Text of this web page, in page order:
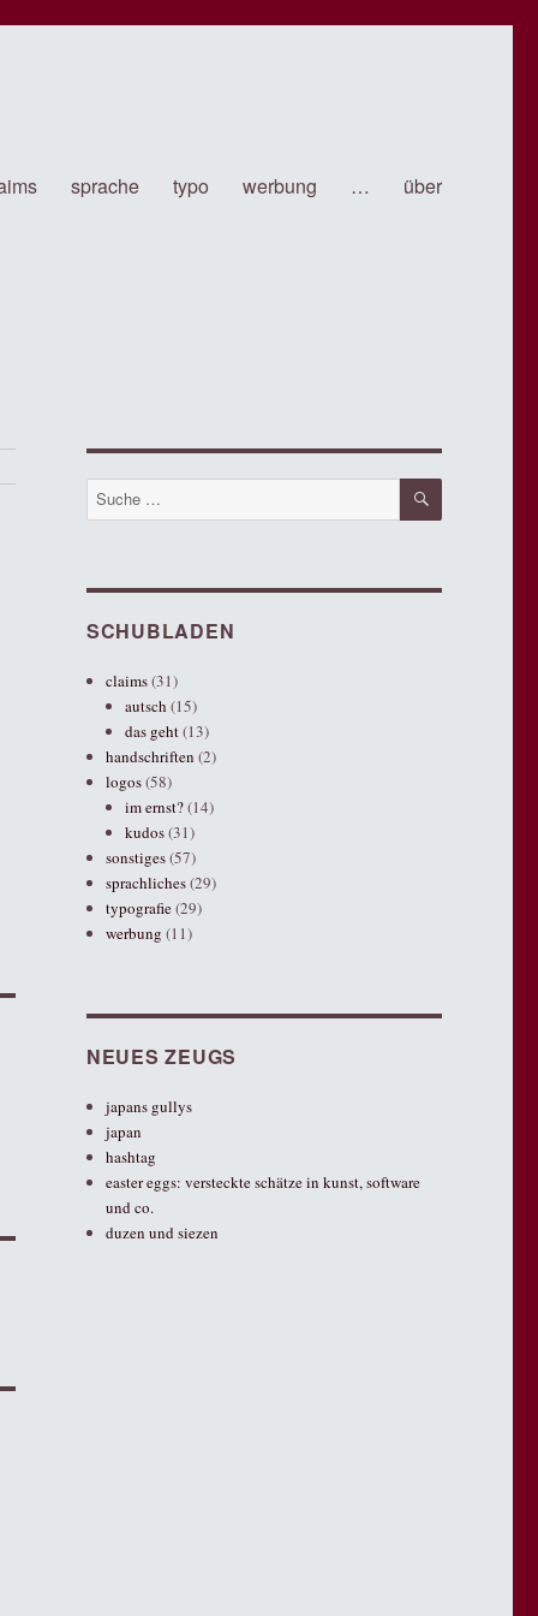
sprache typo werbung … über
Suche
nach:
SUCHE
SCHUBLADEN
claims(31)
autsch (15)
das geht(13)
handschriften (2)
logos(58)
im ernst?(14)
kudos(31)
sonstiges(57)
sprachliches(29)
typografie(29)
werbung (11)
NEUES ZEUGS
japans gullys
japan
hashtag
easter eggs: versteckte schätze in kunst, software
und co.
duzen und siezen